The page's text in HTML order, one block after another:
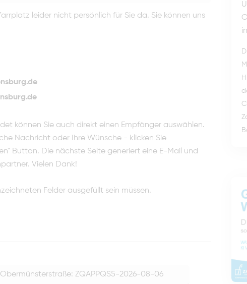
leider nicht persönlich für Sie da. Sie können uns
können Sie auch direkt einen Empfänger auswählen.
Nachricht oder Ihre Wünsche - klicken Sie
Button. Die nächste Seite generiert eine E-Mail und
Vielen Dank!
Felder ausgefüllt sein müssen.